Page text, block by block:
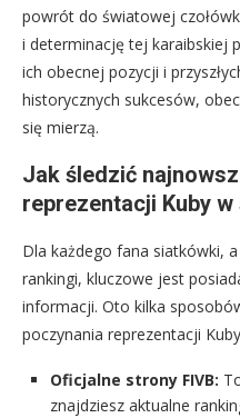
powrót do światowej
i determinację tej karaibskiej
ich obecnej pozycji i
historycznych sukcesów,
się mierzą.
Jak śledzić
reprezentacji Kuby
Dla każdego fana siatkówki,
rankingi, kluczowe jest
informacji. Oto kilka
poczynania reprezentacji
Oficjalne strony FIVB:
znajdziesz aktualne